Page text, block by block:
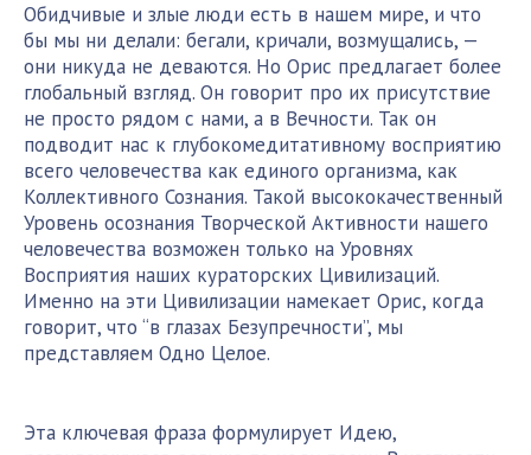
Обидчивые и злые люди есть в нашем мире, и что
бы мы ни делали: бегали, кричали, возмущались, —
они никуда не деваются. Но Орис предлагает более
глобальный взгляд. Он говорит про их присутствие
не просто рядом с нами, а в Вечности. Так он
подводит нас к глубокомедитативному восприятию
всего человечества как единого организма, как
Коллективного Сознания. Такой высококачественный
Уровень осознания Творческой Активности нашего
человечества возможен только на Уровнях
Восприятия наших кураторских Цивилизаций.
Именно на эти Цивилизации намекает Орис, когда
говорит, что “в глазах Безупречности”, мы
представляем Одно Целое.
Эта ключевая фраза формулирует Идею,